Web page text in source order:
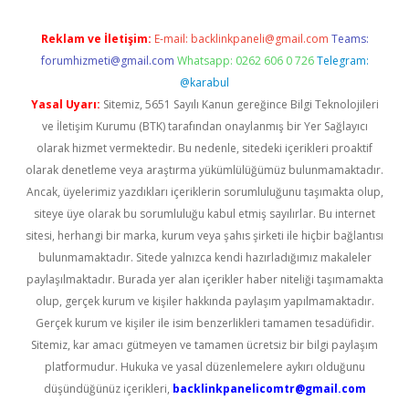
Reklam ve İletişim: E-mail: backlinkpaneli@gmail.com Teams:
forumhizmeti@gmail.com Whatsapp: 0262 606 0 726 Telegram:
@karabul
Yasal Uyarı: Sitemiz, 5651 Sayılı Kanun gereğince Bilgi Teknolojileri
ve İletişim Kurumu (BTK) tarafından onaylanmış bir Yer Sağlayıcı
olarak hizmet vermektedir. Bu nedenle, sitedeki içerikleri proaktif
olarak denetleme veya araştırma yükümlülüğümüz bulunmamaktadır.
Ancak, üyelerimiz yazdıkları içeriklerin sorumluluğunu taşımakta olup,
siteye üye olarak bu sorumluluğu kabul etmiş sayılırlar. Bu internet
sitesi, herhangi bir marka, kurum veya şahıs şirketi ile hiçbir bağlantısı
bulunmamaktadır. Sitede yalnızca kendi hazırladığımız makaleler
paylaşılmaktadır. Burada yer alan içerikler haber niteliği taşımamakta
olup, gerçek kurum ve kişiler hakkında paylaşım yapılmamaktadır.
Gerçek kurum ve kişiler ile isim benzerlikleri tamamen tesadüfidir.
Sitemiz, kar amacı gütmeyen ve tamamen ücretsiz bir bilgi paylaşım
platformudur. Hukuka ve yasal düzenlemelere aykırı olduğunu
düşündüğünüz içerikleri, backlinkpanelicomtr@gmail.com